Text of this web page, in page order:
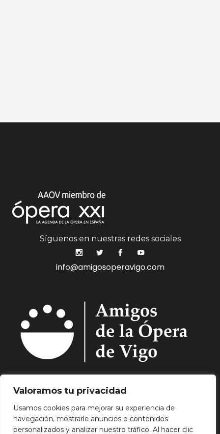
Valoramos tu privacidad
Usamos cookies para mejorar su experiencia de
navegación, mostrarle anuncios o contenidos
personalizados y analizar nuestro tráfico. Al hacer clic
Síguenos en nuestras redes sociales
info@amigosoperavigo.com
Quiénes Somos. Asóciate.
Programación.
Hemeroteca.
Noticias.
Contacto.
Aviso Legal.
Política de Privacidad. Política de